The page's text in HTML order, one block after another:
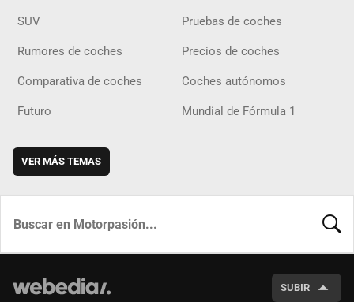
SUV Pruebas de coches
Rumores de coches Precios de coches
Comparativa de coches Coches autónomos
Futuro Mundial de Fórmula 1
VER MÁS TEMAS
SUBIR